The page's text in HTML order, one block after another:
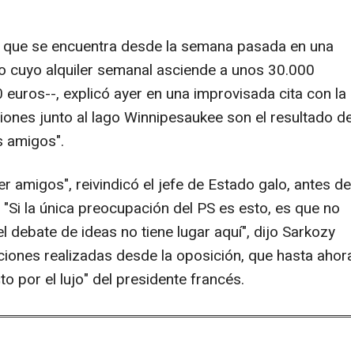
se encuentra desde la semana pasada en una
cuyo alquiler semanal asciende a unos 30.000
, explicó ayer en una improvisada cita con la
junto al lago Winnipesaukee son el resultado
amigos".
amigos", reivindicó el jefe de Estado galo, antes de
la única preocupación del PS es esto, es que no
debate de ideas no tiene lugar aquí", dijo Sarkozy
realizadas desde la oposición, que hasta
por el lujo" del presidente francés.